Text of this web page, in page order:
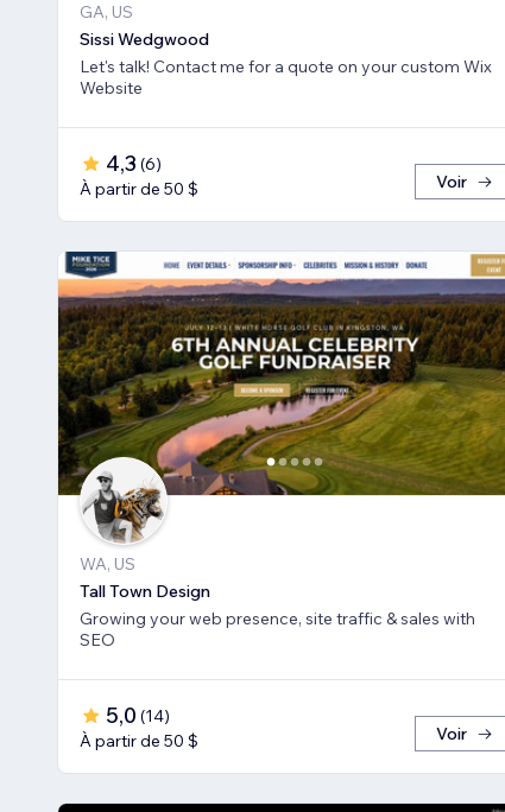
GA, US
Sissi Wedgwood
Let's talk! Contact me for a quote on your custom Wix
Website
4,3 (6)
À partir de 50 $
Voir
WA, US
Tall Town Design
Growing your web presence, site traffic & sales with
SEO
5,0 (14)
À partir de 50 $
Voir